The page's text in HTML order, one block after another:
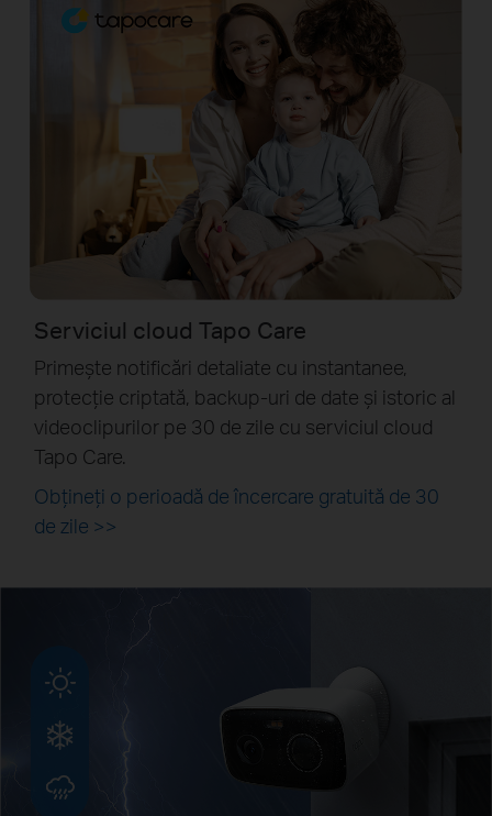
Serviciul cloud Tapo Care
Primește notificări detaliate cu instantanee,
protecție criptată, backup-uri de date și istoric al
videoclipurilor pe 30 de zile cu serviciul cloud
Tapo Care.
Obțineți o perioadă de încercare gratuită de 30
de zile >>